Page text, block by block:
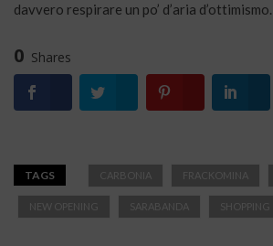
davvero respirare un po’ d’aria d’ottimismo.
0 Shares
TAGS CARBONIA FRACKOMINA
NEW OPENING SARABANDA SHOPPING